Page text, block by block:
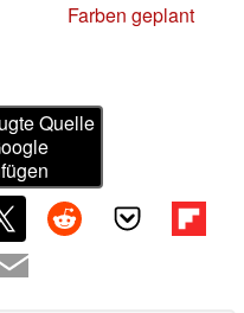
Farben geplant
Quelle